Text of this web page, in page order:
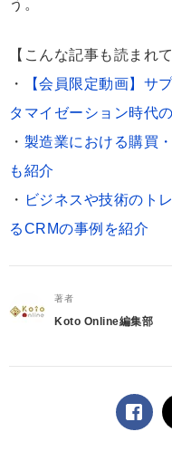
う。
【こんな記事も読まれ
・
【会員限定動画】サ
タマイゼーション時代
・ 製造業における購買
も紹介
・ ビジネスや技術のト
るCRMの事例を紹介
著者
Koto Online編集部